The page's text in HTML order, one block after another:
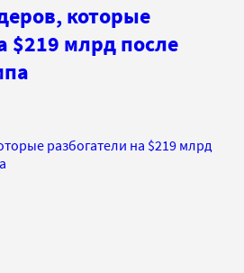
которые
$219 млрд после
разбогатели на $219 млрд